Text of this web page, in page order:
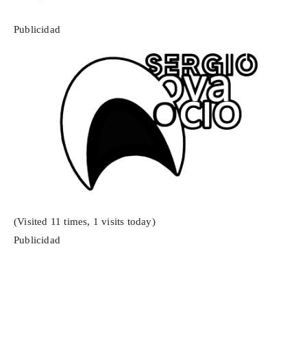
Publicidad
(Visited 11 times, 1 visits today)
Publicidad